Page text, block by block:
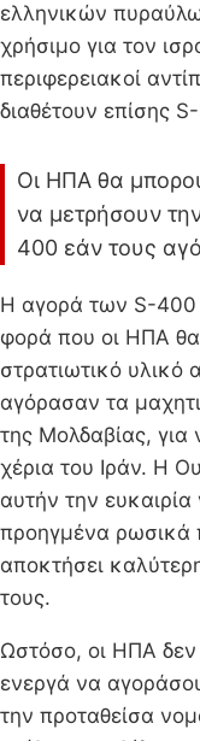
ελληνικών
χρήσιμο για τον
περιφερειακοί
διαθέτουν επίσης
Οι ΗΠΑ θα
να μετρήσουν
400 εάν τους
Η αγορά των S-400
φορά που οι ΗΠΑ
στρατιωτικό υλικό
αγόρασαν τα
της Μολδαβίας,
χέρια του Ιράν. Η
αυτήν την
προηγμένα ρωσικά
αποκτήσει
τους.
Ωστόσο, οι ΗΠΑ δεν
ενεργά να
την προταθείσα